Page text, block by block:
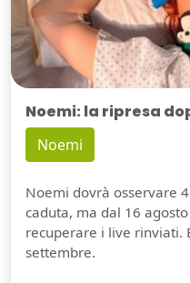
Noemi: la ripresa
Noemi
Noemi dovrà osservare
caduta, ma dal 16
recuperare i live rinviati.
settembre.